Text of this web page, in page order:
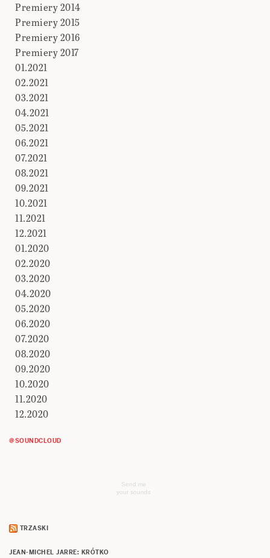
Premiery 2014
Premiery 2015
Premiery 2016
Premiery 2017
01.2021
02.2021
03.2021
04.2021
05.2021
06.2021
07.2021
08.2021
09.2021
10.2021
11.2021
12.2021
01.2020
02.2020
03.2020
04.2020
05.2020
06.2020
07.2020
08.2020
09.2020
10.2020
11.2020
12.2020
@SOUNDCLOUD
Send me
your sounds
TRZASKI
JEAN-MICHEL JARRE: KRÓTKO